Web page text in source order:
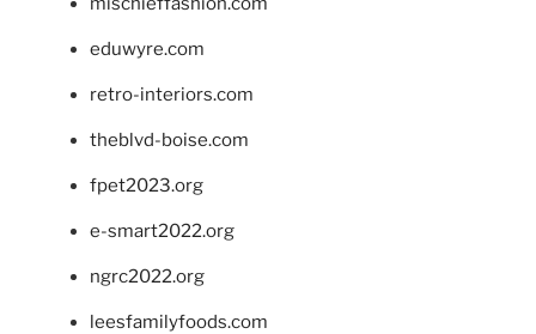
eduwyre.com
retro-interiors.com
theblvd-boise.com
fpet2023.org
e-smart2022.org
ngrc2022.org
leesfamilyfoods.com